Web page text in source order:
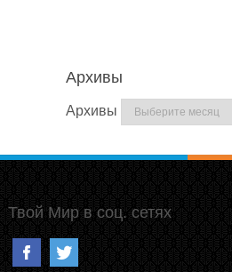
Архивы
Архивы
Твой Мир в соц. сетях